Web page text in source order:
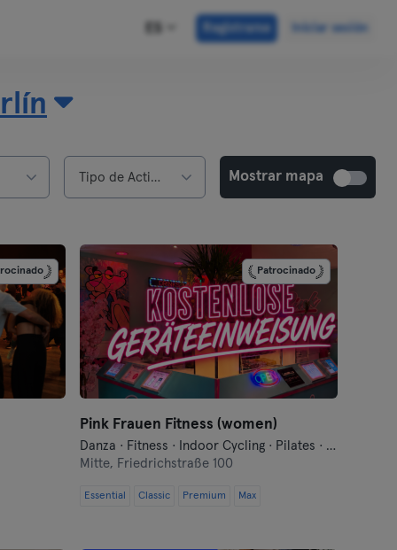
Registrarse Iniciar sesión
Tipo de Actividad Mostrar mapa
Patrocinado
Pink Frauen Fitness (women)
Danza · Fitness · Indoor Cycling · Pilates · Yoga
Mitte, Friedrichstraße 100
Essential Classic Premium Max